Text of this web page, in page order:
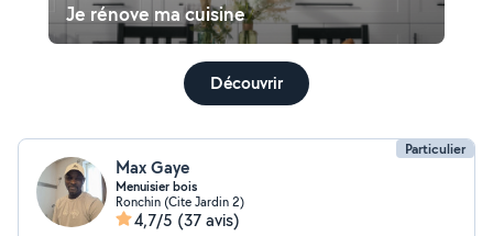
Je rénove ma cuisine
Découvrir
Particulier
Max Gaye
Menuisier bois
Ronchin (Cite Jardin 2)
4,7/5 (37 avis)